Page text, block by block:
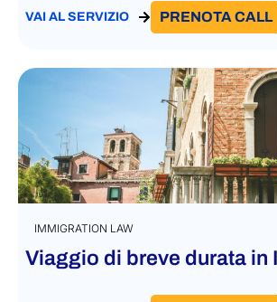
VAI AL SERVIZIO PRENOTA CALL
IMMIGRATION LAW
Viaggio di breve durata in